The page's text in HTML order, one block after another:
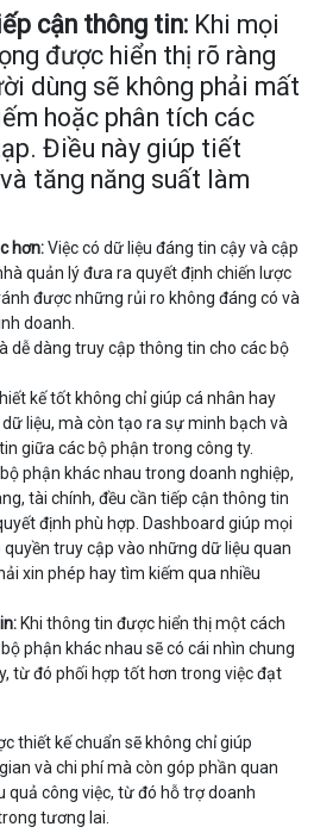
cận thông tin: Khi mọi
được hiển thị rõ ràng
dùng sẽ không phải mất
hoặc phân tích các
Điều này giúp tiết
tăng năng suất làm
hơn:Việc có dữ liệu đáng tin cậy và cập
quản lý đưa ra quyết định chiến lược
được những rủi ro không đáng có và
doanh.
dễ dàng truy cập thông tin cho các bộ
kế tốt không chỉ giúp cá nhân hay
liệu, mà còn tạo ra sự minh bạch và
giữa các bộ phận trong công ty.
phận khác nhau trong doanh nghiệp,
tài chính, đều cần tiếp cận thông tin
định phù hợp. Dashboard giúp mọi
truy cập vào những dữ liệu quan
xin phép hay tìm kiếm qua nhiều
Khi thông tin được hiển thị một cách
phận khác nhau sẽ có cái nhìn chung
từ đó phối hợp tốt hơn trong việc đạt
thiết kế chuẩn sẽ không chỉ giúp
và chi phí mà còn góp phần quan
quả công việc, từ đó hỗ trợ doanh
tương lai.